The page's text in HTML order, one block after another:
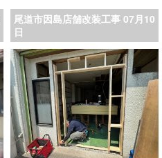
尾道市因島店舗改装工事 07月10
日